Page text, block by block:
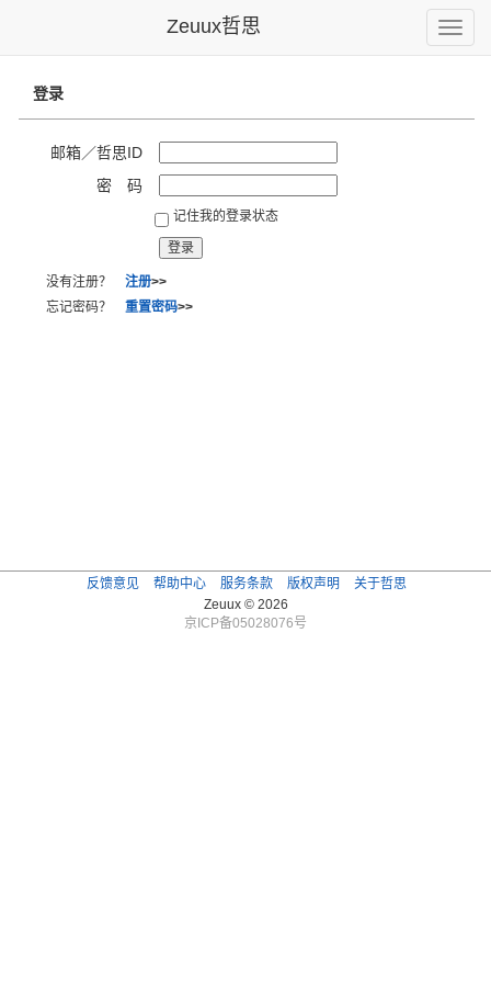
Toggle
Zeuux哲思
登录
邮箱／哲思ID
密 码
记住我的登录状态
没有注册？ 注册>>
忘记密码？ 重置密码>>
反馈意见 帮助中心 服务条款 版权声明
关于哲思
Zeuux © 2026
京ICP备05028076号